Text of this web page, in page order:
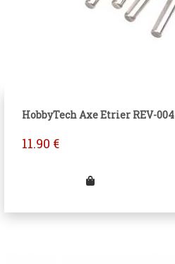
HobbyTech Axe Etrier REV-004
11.90 €